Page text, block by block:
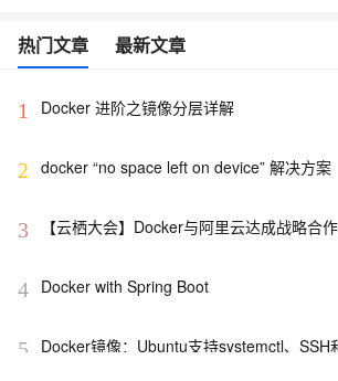
热门文章 最新文章
1 Docker 进阶之镜像分层详解
2 docker “no space left on device” 解决方案
3
【云栖大会】Docker与阿里云达成战略合
4 Docker with Spring Boot
5 Docker镜像：Ubuntu支持systemctl、SSH